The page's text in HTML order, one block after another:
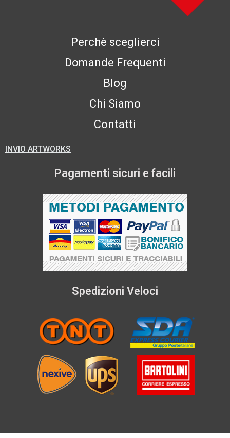
Perchè sceglierci
Domande Frequenti
Blog
Chi Siamo
Contatti
INVIO ARTWORKS
Pagamenti sicuri e facili
Spedizioni Veloci